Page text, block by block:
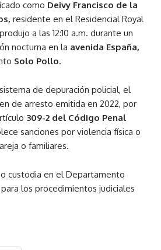
como Deivy Francisco de la
residente en el Residencial Royal
a las 12:10 a.m. durante un
nocturna en la avenida España,
Solo Pollo.
de depuración policial, el
de arresto emitida en 2022, por
309-2 del Código Penal
sanciones por violencia física o
o familiares.
custodia en el Departamento
los procedimientos judiciales